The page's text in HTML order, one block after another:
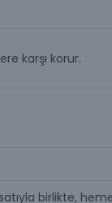
karşı korur.
birlikte,